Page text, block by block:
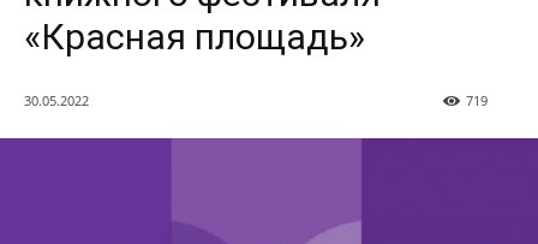
«Красная площадь»
30.05.2022 719